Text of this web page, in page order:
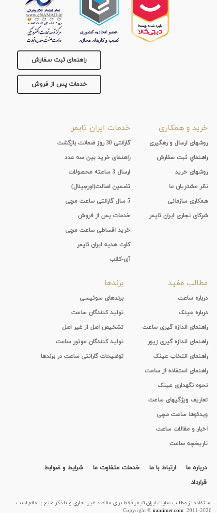
بند
راهنمای ثبت سفارش
خدمات پس از فروش
خرید و همکاری
روشهای ارسال و رهگیری
راهنماي ثبت سفارش
روشهای خرید
نظر مشتریان ما
همکاری سازمانی
شرکای تجاری ایران تایمر
خدمات ایران تایمر
گارانتی 30 روز ضمانت بازگشت
راهنمای خرید بین سه عدد
ارسال 3 ساعته محصولات
تضمین اصالت(اورجینال)
5 سال گارانتی ساعت مچی
خدمات پس از فروش
خرید اقساطی ساعت مچی
کارت هدیه ایران تایمر
آی-کلاب
مطالب مفید
درباره ساعت
درباره عینک
راهنمای اندازه گیری ساعت
راهنمای اندازه گیری زیور
راهنمای انتخاب عینک
راهنمای استفاده از ساعت
نحوه نگهداری عینک
تعاریف ویژگیهای ساعت
ویدئوها ساعت مچی
اخبار و مقالات ساعت
تاریخچه ساعت
برندها
برندهای سوئیسی
تولید کنندگان ساعت
تشخیص اصل از غیر اصل
تولید کنندگان موتور ساعت
توضیحات گارانتی ساعت در برندها
درباره ما ارتباط با ما خدمات متفاوت ما
شرایط و ضوابط
قرارداد
استفاده از مطالب سايت ایران تایمر فقط برای مقاصد غیر تجاری و با ذکر منبع بلامانع است.
Copyright ©irantimer.com2011-2026